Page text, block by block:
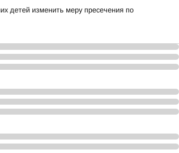
детей изменить меру пресечения по